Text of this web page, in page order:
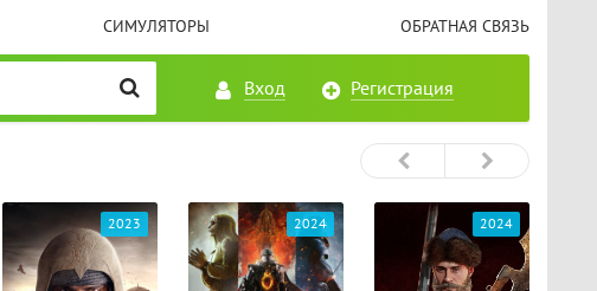
СИМУЛЯТОРЫ ОБРАТНАЯ СВЯЗЬ
Вход Регистрация
2023 2024 2024